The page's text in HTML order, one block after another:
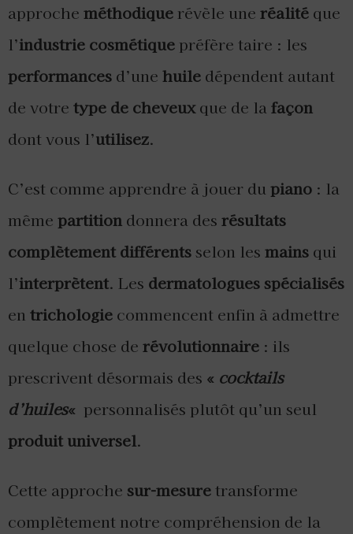
approche méthodique révèle une réalité que
l’industrie cosmétique préfère taire : les
performances d’une huile dépendent autant
de votre type de cheveuxque de la façon
dont vous l’utilisez.
C’est comme apprendre à jouer du piano : la
même partition donnera des résultats
complètement différentsselon les mains qui
l’interprètent. Les dermatologues spécialisés
en trichologie commencent enfin à admettre
quelque chose de révolutionnaire : ils
prescrivent désormais des « cocktails
d’huiles« personnalisés plutôt qu’un seul
produit universel.
Cette approche sur-mesuretransforme
complètement notre compréhension de la